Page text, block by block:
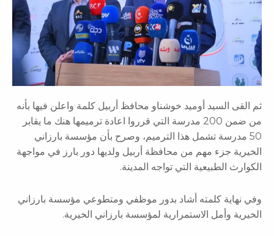
أوميد خوشناو محافظ أربيل كلمة واعلن فيها بأنه
من ضمن 200 مدرسة التي قرروا اعادة ترميمها هنك ما يقابر
تشمل هذا الترميم، وصرح بأن مؤسسة بارزاني
مهم من محافظة أربيل ولديها دور بارز في مواجهة
التي تواجه المدينة.
أشاد بدور موظفي ومتطوعي مؤسسة بارزاني
الاستمرارية لمؤسسة بارزاني الخيرية.